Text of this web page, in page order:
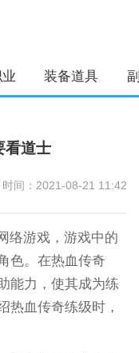
装备道具
看道士
时间：2021-08-21 11:42
络游戏，游戏中的
色。在热血传奇
能力，使其成为练
热血传奇练级时，